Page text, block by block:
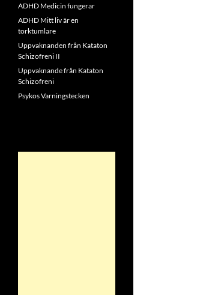
ADHD Medicin fungerar
ADHD Mitt liv är en
torktumlare
Uppvaknanden från Kataton
Schizofreni II
Uppvaknande från Kataton
Schizofreni
Psykos Varningstecken